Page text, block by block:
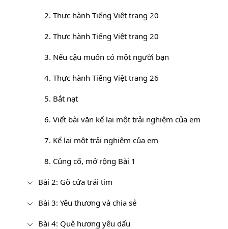
2. Thực hành Tiếng Việt trang 20
2. Thực hành Tiếng Việt trang 20
3. Nếu cậu muốn có một người bạn
4. Thực hành Tiếng Việt trang 26
5. Bắt nạt
6. Viết bài văn kể lại một trải nghiệm của em
7. Kể lại một trải nghiệm của em
8. Củng cố, mở rộng Bài 1
Bài 2: Gõ cửa trái tim
Bài 3: Yêu thương và chia sẻ
Bài 4: Quê hương yêu dấu